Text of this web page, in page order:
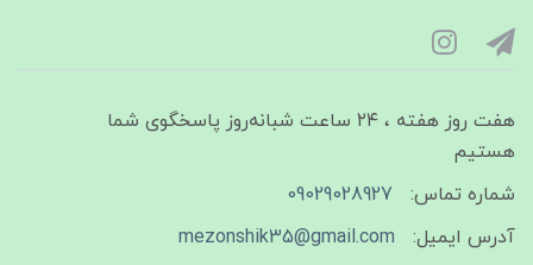
هفت روز هفته ، ۲۴ ساعت شبانه‌روز پاسخگوی شما
هستیم
شماره تماس:
09029028927
آدرس ایمیل:
mezonshik35@gmail.com